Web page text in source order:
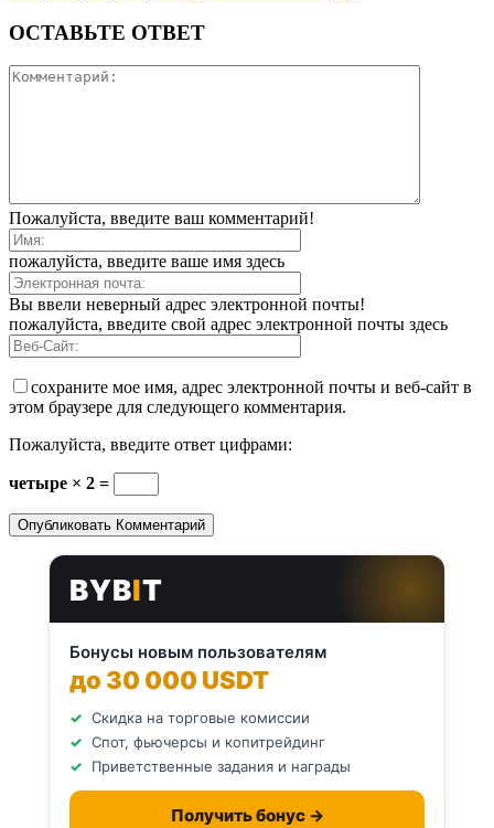
ОСТАВЬТЕ ОТВЕТ
Пожалуйста, введите ваш комментарий!
пожалуйста, введите ваше имя здесь
Вы ввели неверный адрес электронной почты!
пожалуйста, введите свой адрес электронной почты здесь
сохраните мое имя, адрес электронной почты и веб-сайт в
этом браузере для следующего комментария.
Пожалуйста, введите ответ цифрами:
четыре × 2 =
BYBIT
Бонусы новым пользователям
до 30 000 USDT
Скидка на торговые комиссии
Спот, фьючерсы и копитрейдинг
Приветственные задания и награды
Получить бонус →